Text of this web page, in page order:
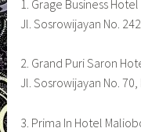
1. Grage Business
Jl. Sosrowijayan No.
2. Grand Puri Saron
Jl. Sosrowijayan No.
3. Prima In Hotel